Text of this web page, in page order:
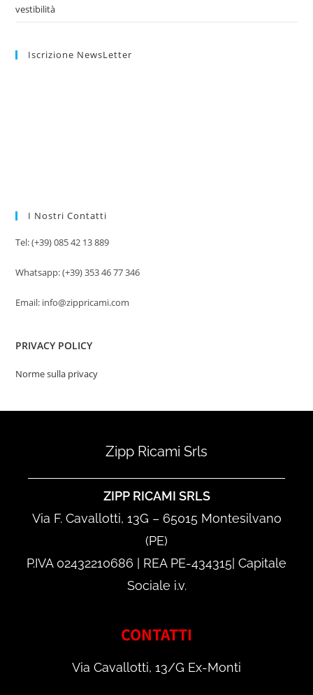
vestibilità
Iscrizione NewsLetter
I Nostri Contatti
Tel: (+39) 085 42 13 889
Whatsapp: (+39) 353 46 77 346
Email: info@zippricami.com
PRIVACY POLICY
Norme sulla privacy
Zipp Ricami Srls
ZIPP RICAMI SRLS
Via F. Cavallotti, 13G – 65015 Montesilvano
(PE)
P.IVA 02432210686 | REA PE-434315| Capitale
Sociale i.v.
CONTATTI
Via Cavallotti, 13/G Ex-Monti